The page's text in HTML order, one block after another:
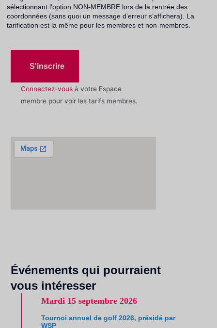
sélectionnant l’option NON-MEMBRE lors de la rentrée des
coordonnées (sans quoi un message d’erreur s’affichera). La
tarification est la même pour les membres et non-membres.
S'inscrire
Connectez-vousà votre Espace
membre pour voir les tarifs membres.
Événements qui pourraient
vous intéresser
Mardi 15 septembre 2026
Tournoi annuel de golf 2026, présidé par
WSP